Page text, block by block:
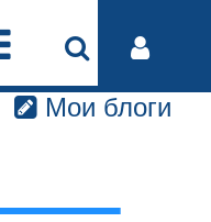
Мои блоги